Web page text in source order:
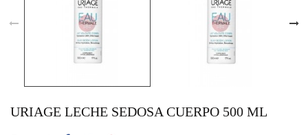
URIAGE LECHE SEDOSA CUERPO 500 ML